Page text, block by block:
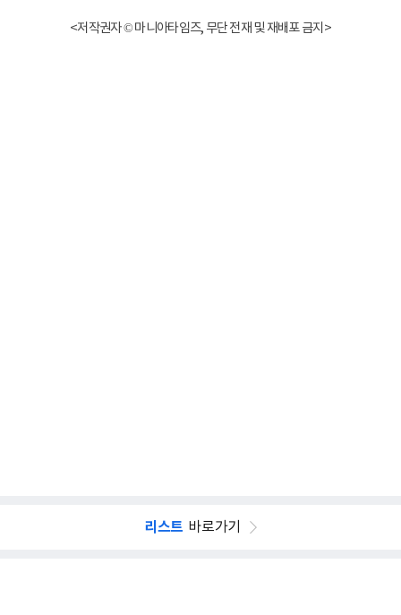
<저작권자 © 마니아타임즈, 무단 전재 및 재배포 금지>
리스트 바로가기